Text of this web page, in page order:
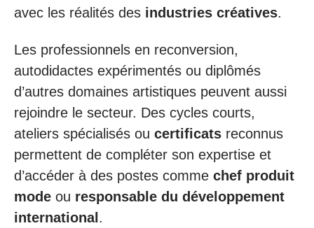
avec les réalités des industries créatives.
Les professionnels en reconversion,
autodidactes expérimentés ou diplômés
d’autres domaines artistiques peuvent aussi
rejoindre le secteur. Des cycles courts,
ateliers spécialisés ou certificats reconnus
permettent de compléter son expertise et
d’accéder à des postes comme chef produit
mode ou responsable du développement
international.